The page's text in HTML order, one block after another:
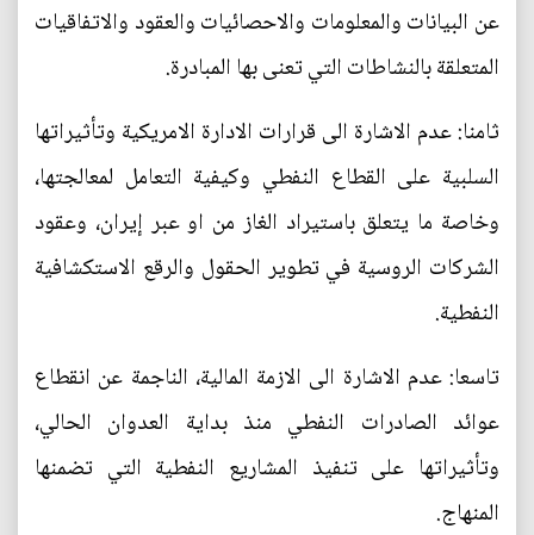
عن البيانات والمعلومات والاحصائيات والعقود والاتفاقيات
المتعلقة بالنشاطات التي تعنى بها المبادرة.
ثامنا: عدم الاشارة الى قرارات الادارة الامريكية وتأثيراتها
السلبية على القطاع النفطي وكيفية التعامل لمعالجتها،
وخاصة ما يتعلق باستيراد الغاز من او عبر إيران، وعقود
الشركات الروسية في تطوير الحقول والرقع الاستكشافية
النفطية.
تاسعا: عدم الاشارة الى الازمة المالية، الناجمة عن انقطاع
عوائد الصادرات النفطي منذ بداية العدوان الحالي،
وتأثيراتها على تنفيذ المشاريع النفطية التي تضمنها
المنهاج.